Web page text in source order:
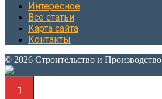
Интересное
Все статьи
Карта сайта
Контакты
© 2026 Строительство и Производство